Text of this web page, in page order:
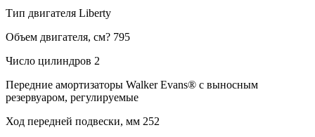
Тип двигателя Liberty
Объем двигателя, см? 795
Число цилиндров 2
Передние амортизаторы Walker Evans® с выносным
резервуаром, регулируемые
Ход передней подвески, мм 252